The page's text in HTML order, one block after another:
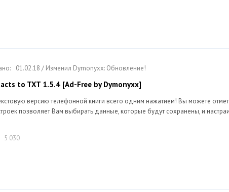
01.02.18 / Изменил Dymonyxx: Обновление!
to TXT 1.5.4 [Ad-Free by Dymonyxx]
версию телефонной книги всего одним нажатием! Вы можете
позволяет Вам выбирать данные, которые будут сохранены, и
5 030